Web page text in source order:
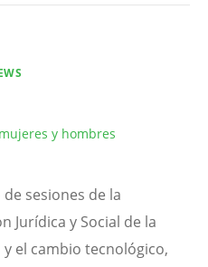
y hombres
sesiones de la
Jurídica y Social de la
el cambio tecnológico,